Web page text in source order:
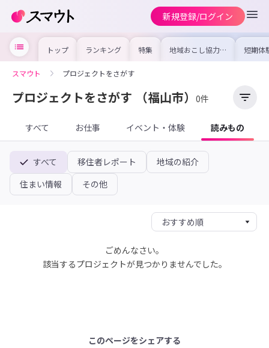
新規登録/ログイン
トップ ランキング 特集 地域おこし協力隊
の求人やイベント
を集めました！仕
けよう
短期体
り〜数
域を知
スマウト プロジェクトをさがす
プロジェクトをさがす （福山市） 0件
すべて お仕事 イベント・体験 読みもの
すべて 移住者レポート
地域の紹介
住まい情報
その他
ごめんなさい。
該当するプロジェクトが見つかりませんでした。
このページをシェアする